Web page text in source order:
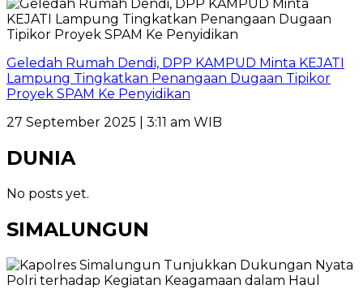
Geledah Rumah Dendi, DPP KAMPUD Minta KEJATI
Lampung Tingkatkan Penangaan Dugaan Tipikor
Proyek SPAM Ke Penyidikan
27 September 2025 | 3:11 am WIB
DUNIA
No posts yet.
SIMALUNGUN